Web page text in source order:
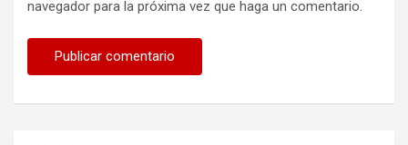
navegador para la próxima vez que haga un comentario.